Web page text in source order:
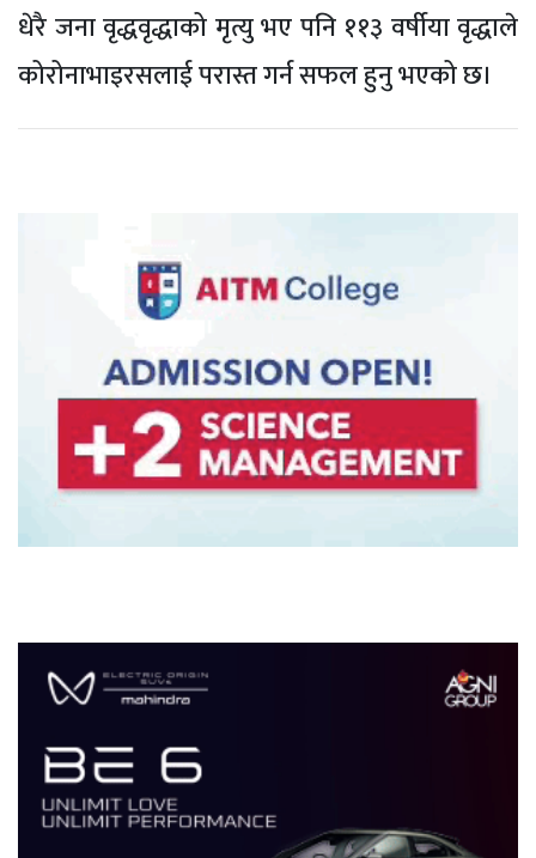
धेरै जना वृद्धवृद्धाको मृत्यु भए पनि ११३ वर्षीया वृद्धाले
कोरोनाभाइरसलाई परास्त गर्न सफल हुनु भएको छ।